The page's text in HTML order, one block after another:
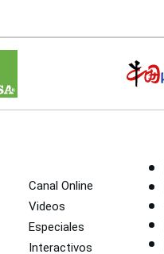
Canal Online
Videos
Especiales
Interactivos